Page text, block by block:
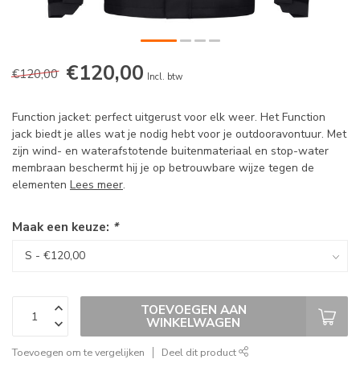
€120,00 €120,00 Incl. btw
Function jacket: perfect uitgerust voor elk weer. Het Function
jack biedt je alles wat je nodig hebt voor je outdooravontuur. Met
zijn wind- en waterafstotende buitenmateriaal en stop-water
membraan beschermt hij je op betrouwbare wijze tegen de
elementen Lees meer.
Maak een keuze: *
TOEVOEGEN AAN
WINKELWAGEN
Toevoegen om te vergelijken Deel dit product